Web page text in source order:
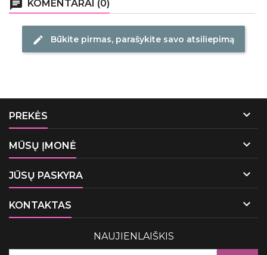
chat KOMENTARAI (0)
edit Būkite pirmas, parašykite savo atsiliepimą
PREKĖS 
MŪSŲ ĮMONĖ 
JŪSŲ PASKYRA 
KONTAKTAS 
NAUJIENLAIŠKIS